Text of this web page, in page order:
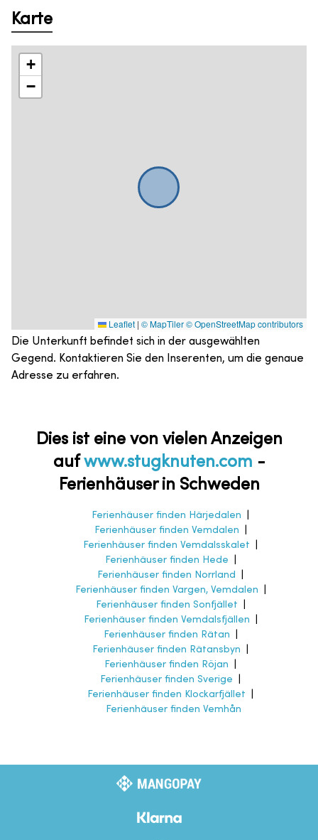
Karte
+
−
Leaflet | © MapTiler© OpenStreetMap contributors
Die Unterkunft befindet sich in der ausgewählten
Gegend. Kontaktieren Sie den Inserenten, um die genaue
Adresse zu erfahren.
Dies ist eine von vielen Anzeigen
auf www.stugknuten.com -
Ferienhäuser in Schweden
Ferienhäuser finden Härjedalen
Ferienhäuser finden Vemdalen
Ferienhäuser finden Vemdalsskalet
Ferienhäuser finden Hede
Ferienhäuser finden Norrland
Ferienhäuser finden Vargen, Vemdalen
Ferienhäuser finden Sonfjället
Ferienhäuser finden Vemdalsfjällen
Ferienhäuser finden Rätan
Ferienhäuser finden Rätansbyn
Ferienhäuser finden Röjan
Ferienhäuser finden Sverige
Ferienhäuser finden Klockarfjället
Ferienhäuser finden Vemhån